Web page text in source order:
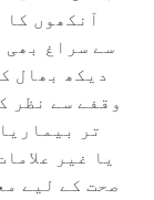
آنکھوں
سے سراغ بھی
دیکھ بھال
وقفے سے نظر
تر
یا غیر
صحت کے لیے